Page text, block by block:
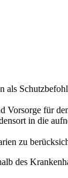
Vorsorge für
in die
zu
des